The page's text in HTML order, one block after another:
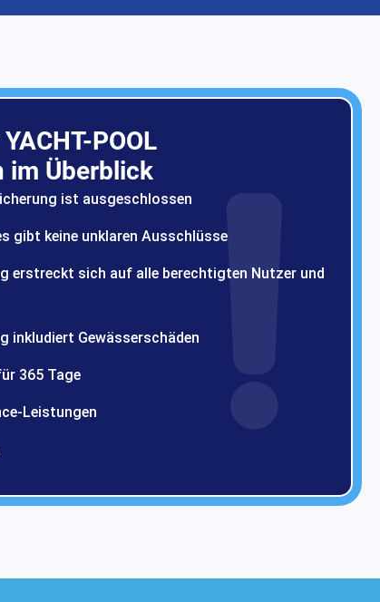
POOL
im Überblick
ist ausgeschlossen
gibt keine unklaren Ausschlüsse
erstreckt sich auf alle berechtigten Nutzer und
inkludiert Gewässerschäden
365 Tage
Leistungen